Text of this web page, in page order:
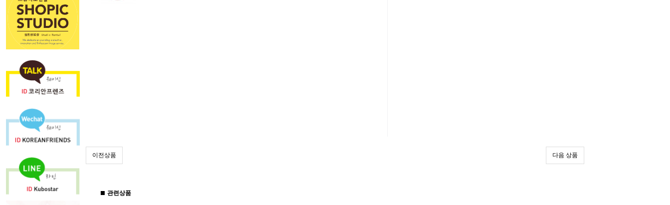
이전상품 다음 상품
관련상품